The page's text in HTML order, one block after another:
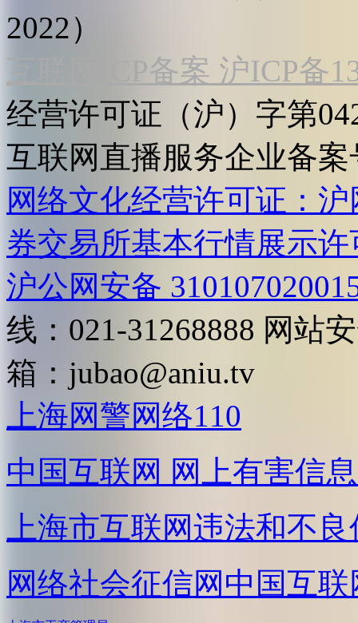
2022）
互联网ICP备案 沪ICP备
经营许可证（沪）字第
互联网直播服务企业备案
网络文化经营许可证：
券交易所基本行情展示许
沪公网安备
线：021-31268888 网站
箱： jubao@aniu.tv
上海网警网络110
中国互联网 网上有害信
上海市互联网违法和不
网络社会征信网 中国互